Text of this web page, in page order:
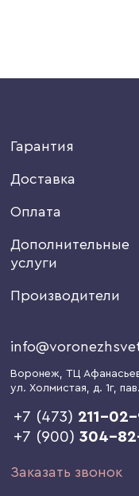
Гарантия
Доставка
Оплата
Дополнительные
услуги
Производители
Воронеж, ТЦ
ул. Холмистая, д. 1г,
+7 (473) 211-
+7 (900)304-
Заказать звонок